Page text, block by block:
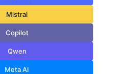
Mistral
Copilot
Qwen
Meta AI